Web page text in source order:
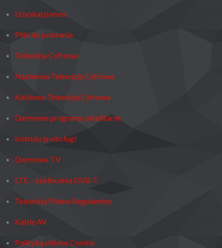
Uzyskaj pomoc
Pliki do pobrania
Telewizja Cyfrowa
Naziemna Telewizja Cyfrowa
Kablowa Telewizja Cyfrowa
Darmowe programy satelitarne
Instrukcje obsługi
Darmowa TV
LTE – zakłócenia DVB-T
Telewizja Płatna Regulaminy
Kable AV
Polityka plików Cookie